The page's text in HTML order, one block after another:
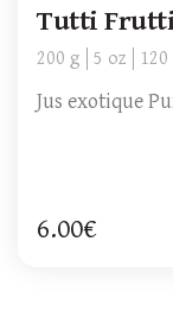
Tutti
200 g 5 oz
Jus exotique
6.00€